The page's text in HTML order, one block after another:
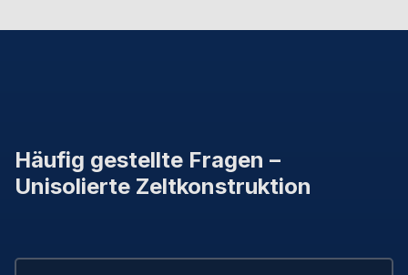
Häufig gestellte Fragen –
Unisolierte Zeltkonstruktion